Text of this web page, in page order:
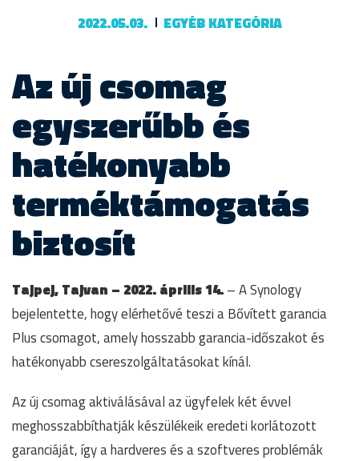
2022.05.03. EGYÉB KATEGÓRIA
Az új csomag
egyszerűbb és
hatékonyabb
terméktámogatás
biztosít
Tajpej, Tajvan – 2022. április 14.– A Synology
bejelentette, hogy elérhetővé teszi a Bővített garancia
Plus csomagot, amely hosszabb garancia-időszakot és
hatékonyabb csereszolgáltatásokat kínál.
Az új csomag aktiválásával az ügyfelek két évvel
meghosszabbíthatják készülékeik eredeti korlátozott
garanciáját, így a hardveres és a szoftveres problémák